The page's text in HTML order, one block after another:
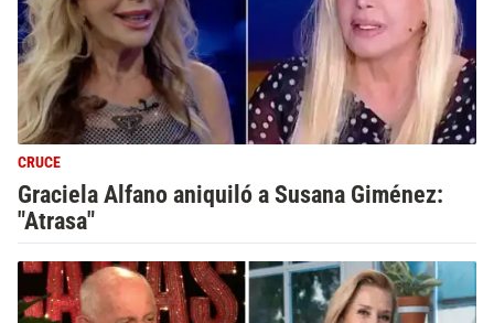
CRUCE
Graciela Alfano aniquiló a Susana Giménez:
"Atrasa"